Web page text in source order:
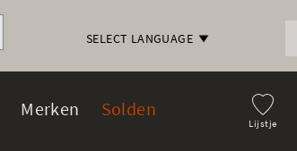
SELECT LANGUAGE
Lijstje
Merken Solden